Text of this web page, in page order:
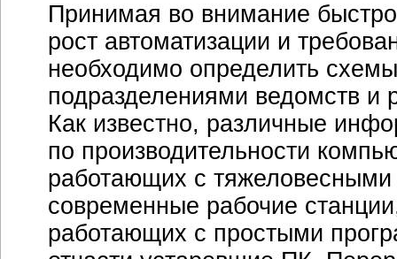
Принимая во внимание
рост автоматизации и
необходимо определить
подразделениями ведомств и
Как известно, различные
по производительности
работающих с
современные рабочие
работающих с простыми